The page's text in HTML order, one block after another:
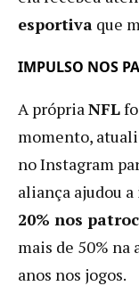
esportiva que
IMPULSO NOS
A própriaNFL
momento,
no Instagram
aliança ajudou
20% nos
mais de 50% na
anos nos jogos.